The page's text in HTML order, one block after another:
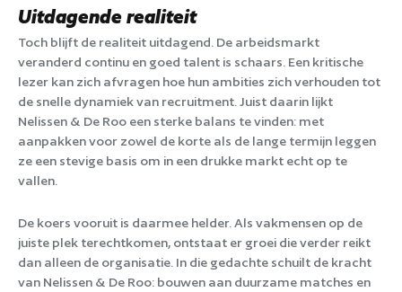
Uitdagende realiteit
Toch blijft de realiteit uitdagend. De arbeidsmarkt
veranderd continu en goed talent is schaars. Een kritische
lezer kan zich afvragen hoe hun ambities zich verhouden tot
de snelle dynamiek van recruitment. Juist daarin lijkt
Nelissen & De Roo een sterke balans te vinden: met
aanpakken voor zowel de korte als de lange termijn leggen
ze een stevige basis om in een drukke markt echt op te
vallen.
De koers vooruit is daarmee helder. Als vakmensen op de
juiste plek terechtkomen, ontstaat er groei die verder reikt
dan alleen de organisatie. In die gedachte schuilt de kracht
van Nelissen & De Roo: bouwen aan duurzame matches en